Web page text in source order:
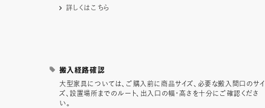
詳しくはこちら
搬入経路確認
大型家具については、ご購入前に商品サイズ、必要な搬入間口のサイ
ズ、設置場所までのルート、出入口の幅・高さを十分にご確認くださ
い。